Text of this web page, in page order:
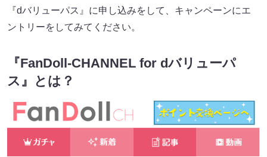
『dバリューパス』に申し込みをして、キャンペーンにエ
ントリーをしてみてください。
『FanDoll-CHANNEL for dバリューパ
ス』とは？